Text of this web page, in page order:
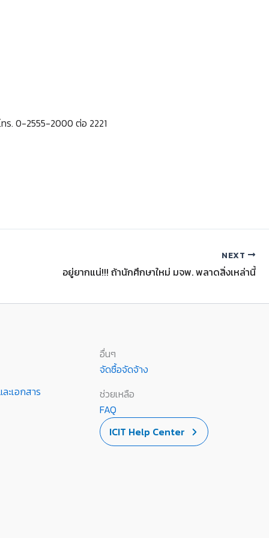
ร. 0-2555-2000 ต่อ 2221
NEXT
อยู่ยากแน่!!! ถ้านักศึกษาใหม่ มจพ. พลาดสิ่งเหล่านี้
ะเอกสาร
อื่นๆ
จัดซื้อจัดจ้าง
ช่วยเหลือ
FAQ
ICIT Help Center